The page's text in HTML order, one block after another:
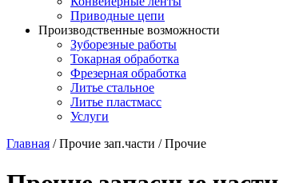
Приводные цепи
Производственные возможности
Зуборезные работы
Токарная обработка
Фрезерная обработка
Литье стальное
Литье пластмасс
Услуги
Главная /Прочие зап.части /Прочие